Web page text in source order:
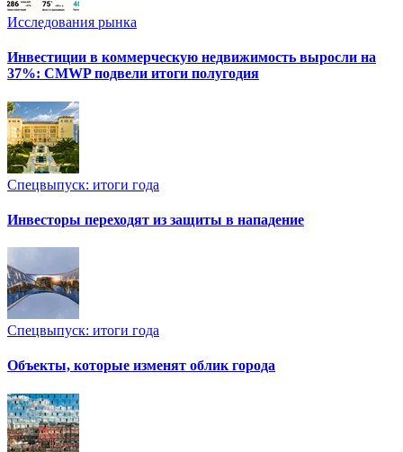
Исследования рынка
Инвестиции в коммерческую недвижимость выросли на
37%: CMWP подвели итоги полугодия
Спецвыпуск: итоги года
Инвесторы переходят из защиты в нападение
Спецвыпуск: итоги года
Объекты, которые изменят облик города